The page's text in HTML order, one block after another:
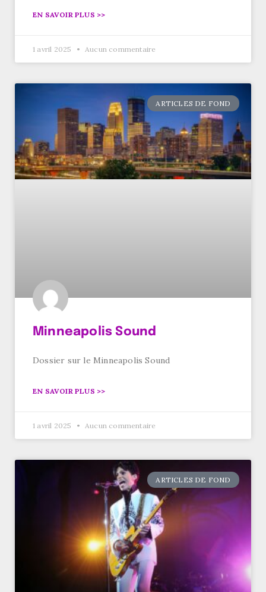
EN SAVOIR PLUS >>
1 avril 2025 Aucun commentaire
ARTICLES DE FOND
Minneapolis Sound
Dossier sur le Minneapolis Sound
EN SAVOIR PLUS >>
1 avril 2025 Aucun commentaire
ARTICLES DE FOND